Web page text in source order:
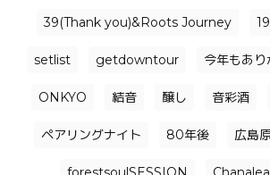
39(Thank you)&Roots Journey
setlist getdowntour 今年もあり
ONKYO 結音 醸し 音彩酒
ペアリングナイト 80年後 広島